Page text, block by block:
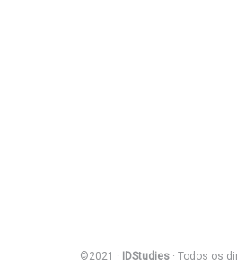
©2021 · IDStudies· Todos os